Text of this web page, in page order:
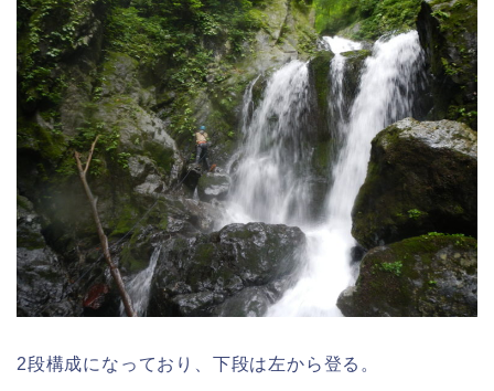
2段構成になっており、下段は左から登る。